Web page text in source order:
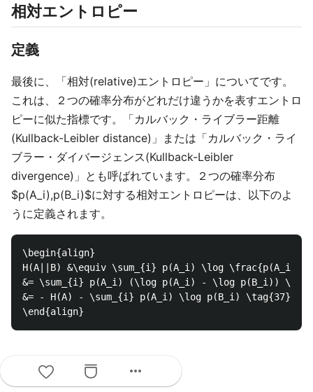
相対エントロピー
定義
最後に、「相対(relative)エントロピー」についてです。
これは、２つの確率分布がどれだけ違うかを表すエントロ
ピーに似た指標です。「カルバック・ライブラー距離
(Kullback-Leibler distance)」または「カルバック・ライ
ブラー・ダイバージェンス(Kullback-Leibler
divergence)」とも呼ばれています。２つの確率分布
$p(A_i),p(B_i)$に対する相対エントロピーは、以下のよ
うに定義されます。
\begin{align}
H(A||B) &\equiv \sum_{i} p(A_i) \log
&= \sum_{i} p(A_i) (\log p(A_i) - \log p(B_i)) \\
&= - H(A) - \sum_{i} p(A_i) \log p(B_i) \tag{37}
性質 more_horiz